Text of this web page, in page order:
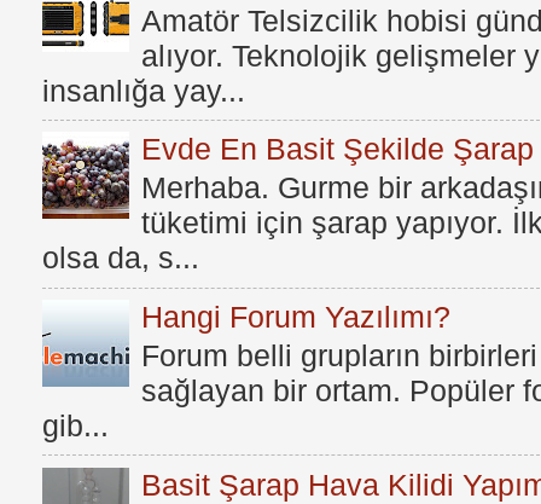
Amatör Telsizcilik hobisi
alıyor. Teknolojik gelişmeler
insanlığa yay...
Evde En Basit Şekilde Şarap
Merhaba. Gurme bir
tüketimi için şarap yapıyor.
olsa da, s...
Hangi Forum Yazılımı?
Forum belli grupların
sağlayan bir ortam. Popüler
gib...
Basit Şarap Hava Kilidi